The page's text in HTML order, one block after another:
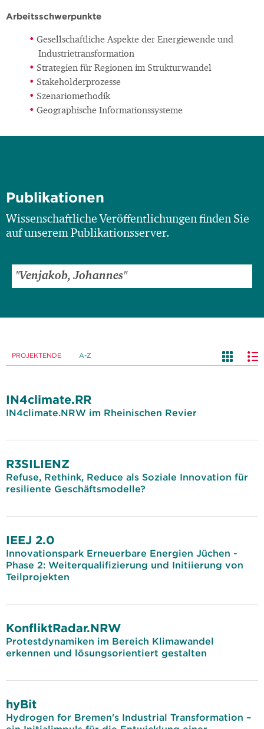
Arbeitsschwerpunkte
Gesellschaftliche Aspekte der Energiewende und
Industrietransformation
Strategien für Regionen im Strukturwandel
Stakeholderprozesse
Szenariomethodik
Geographische Informationssysteme
Publikationen
Wissenschaftliche Veröffentlichungen finden Sie
auf unserem Publikationsserver.
PROJEKTENDE A-Z
IN4climate.RR
IN4climate.NRW im Rheinischen Revier
R3SILIENZ
Refuse, Rethink, Reduce als Soziale Innovation für
resiliente Geschäftsmodelle?
IEEJ 2.0
Innovationspark Erneuerbare Energien Jüchen -
Phase 2: Weiterqualifizierung und Initiierung von
Teilprojekten
KonfliktRadar.NRW
Protestdynamiken im Bereich Klimawandel
erkennen und lösungsorientiert gestalten
hyBit
Hydrogen for Bremen's Industrial Transformation –